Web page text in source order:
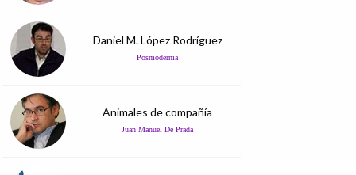
Daniel M. López Rodríguez
Posmodernia
Animales de compañía
Juan Manuel De Prada